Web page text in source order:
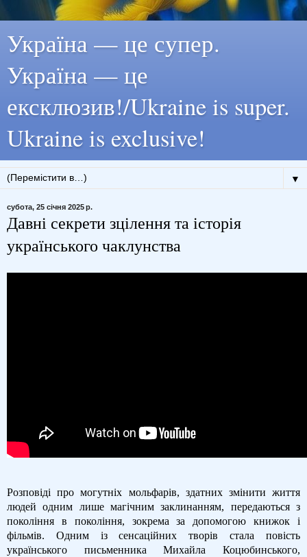
Україна — це супер.
Україна — це
ексклюзив!/Ukraine is super.
Ukraine is exclusive!
▼
субота, 25 січня 2025 р.
Давні секрети зцілення та історія
українського чаклунства
Розповіді про могутніх мольфарів, здатних змінити життя
людей одним лише магічним заклинанням, передаються з
покоління в покоління, зокрема за допомогою книжок і
фільмів. Одним із сенсаційних творів стала повість
українського письменника Михайла Коцюбинського,